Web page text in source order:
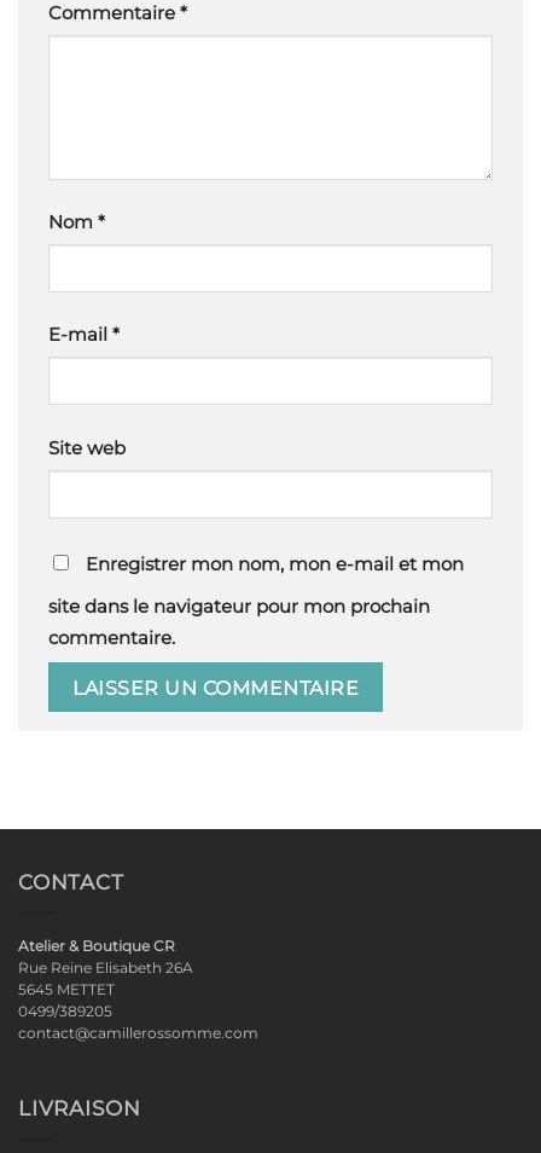
Commentaire *
Nom *
E-mail *
Site web
Enregistrer mon nom, mon e-mail et mon
site dans le navigateur pour mon prochain
commentaire.
CONTACT
Atelier & Boutique CR
Rue Reine Elisabeth 26A
5645 METTET
0499/389205
contact@camillerossomme.com
LIVRAISON